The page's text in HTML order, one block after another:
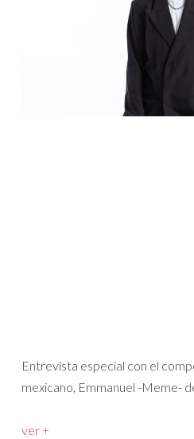
Entrevista especial con el
mexicano, Emmanuel -Meme-
ver +